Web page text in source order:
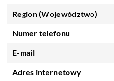
Region (Województwo)
Numer telefonu
E-mail
Adres internetowy